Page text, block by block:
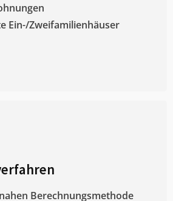
Ein-/Zweifamilienhäuser
Berechnungsmethode